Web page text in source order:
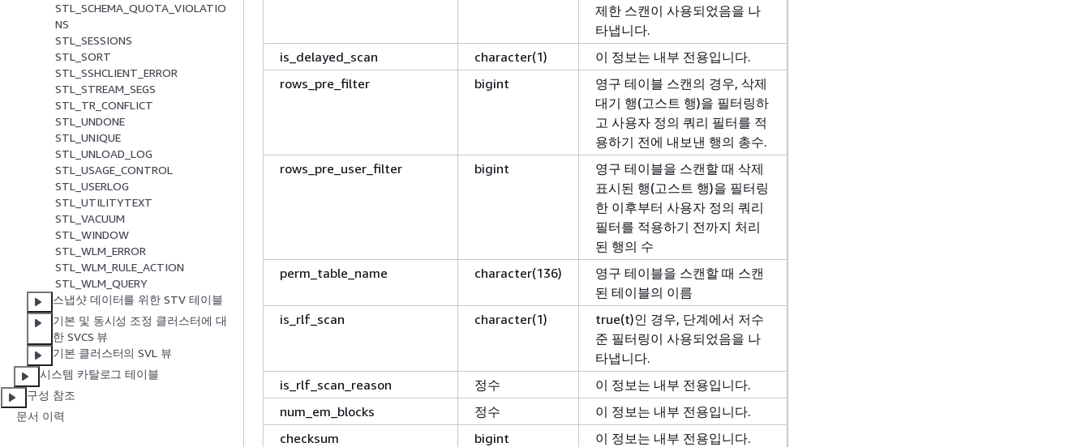
STL_SCHEMA_QUOTA_VIOLATIO
NS
STL_SESSIONS
STL_SORT
STL_SSHCLIENT_ERROR
STL_STREAM_SEGS
STL_TR_CONFLICT
STL_UNDONE
STL_UNIQUE
STL_UNLOAD_LOG
STL_USAGE_CONTROL
STL_USERLOG
STL_UTILITYTEXT
STL_VACUUM
STL_WINDOW
STL_WLM_ERROR
STL_WLM_RULE_ACTION
STL_WLM_QUERY
스냅샷 데이터를 위한 STV 테이블
기본 및 동시성 조정 클러스터에 대
한 SVCS 뷰
기본 클러스터의 SVL 뷰
시스템 카탈로그 테이블
구성 참조
문서 이력
제한 스캔이 사용되었음을 나
타냅니다.
is_delayed_scan
character(1)
이 정보는 내부 전용입니다.
rows_pre_filter
bigint
영구 테이블 스캔의 경우, 삭제
대기 행(고스트 행)을 필터링하
고 사용자 정의 쿼리 필터를 적
용하기 전에 내보낸 행의 총수.
rows_pre_user_filter
bigint
영구 테이블을 스캔할 때 삭제
표시된 행(고스트 행)을 필터링
한 이후부터 사용자 정의 쿼리
필터를 적용하기 전까지 처리
된 행의 수
perm_table_name
character(136)
영구 테이블을 스캔할 때 스캔
된 테이블의 이름
is_rlf_scan
character(1)
true(t)인 경우, 단계에서 저수
준 필터링이 사용되었음을 나
타냅니다.
is_rlf_scan_reason
정수
이 정보는 내부 전용입니다.
num_em_blocks
정수
이 정보는 내부 전용입니다.
checksum
bigint
이 정보는 내부 전용입니다.